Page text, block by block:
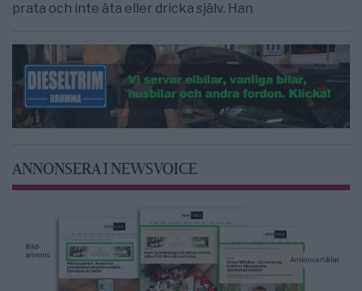
prata och inte äta eller dricka själv. Han
ANNONSERA I NEWSVOICE